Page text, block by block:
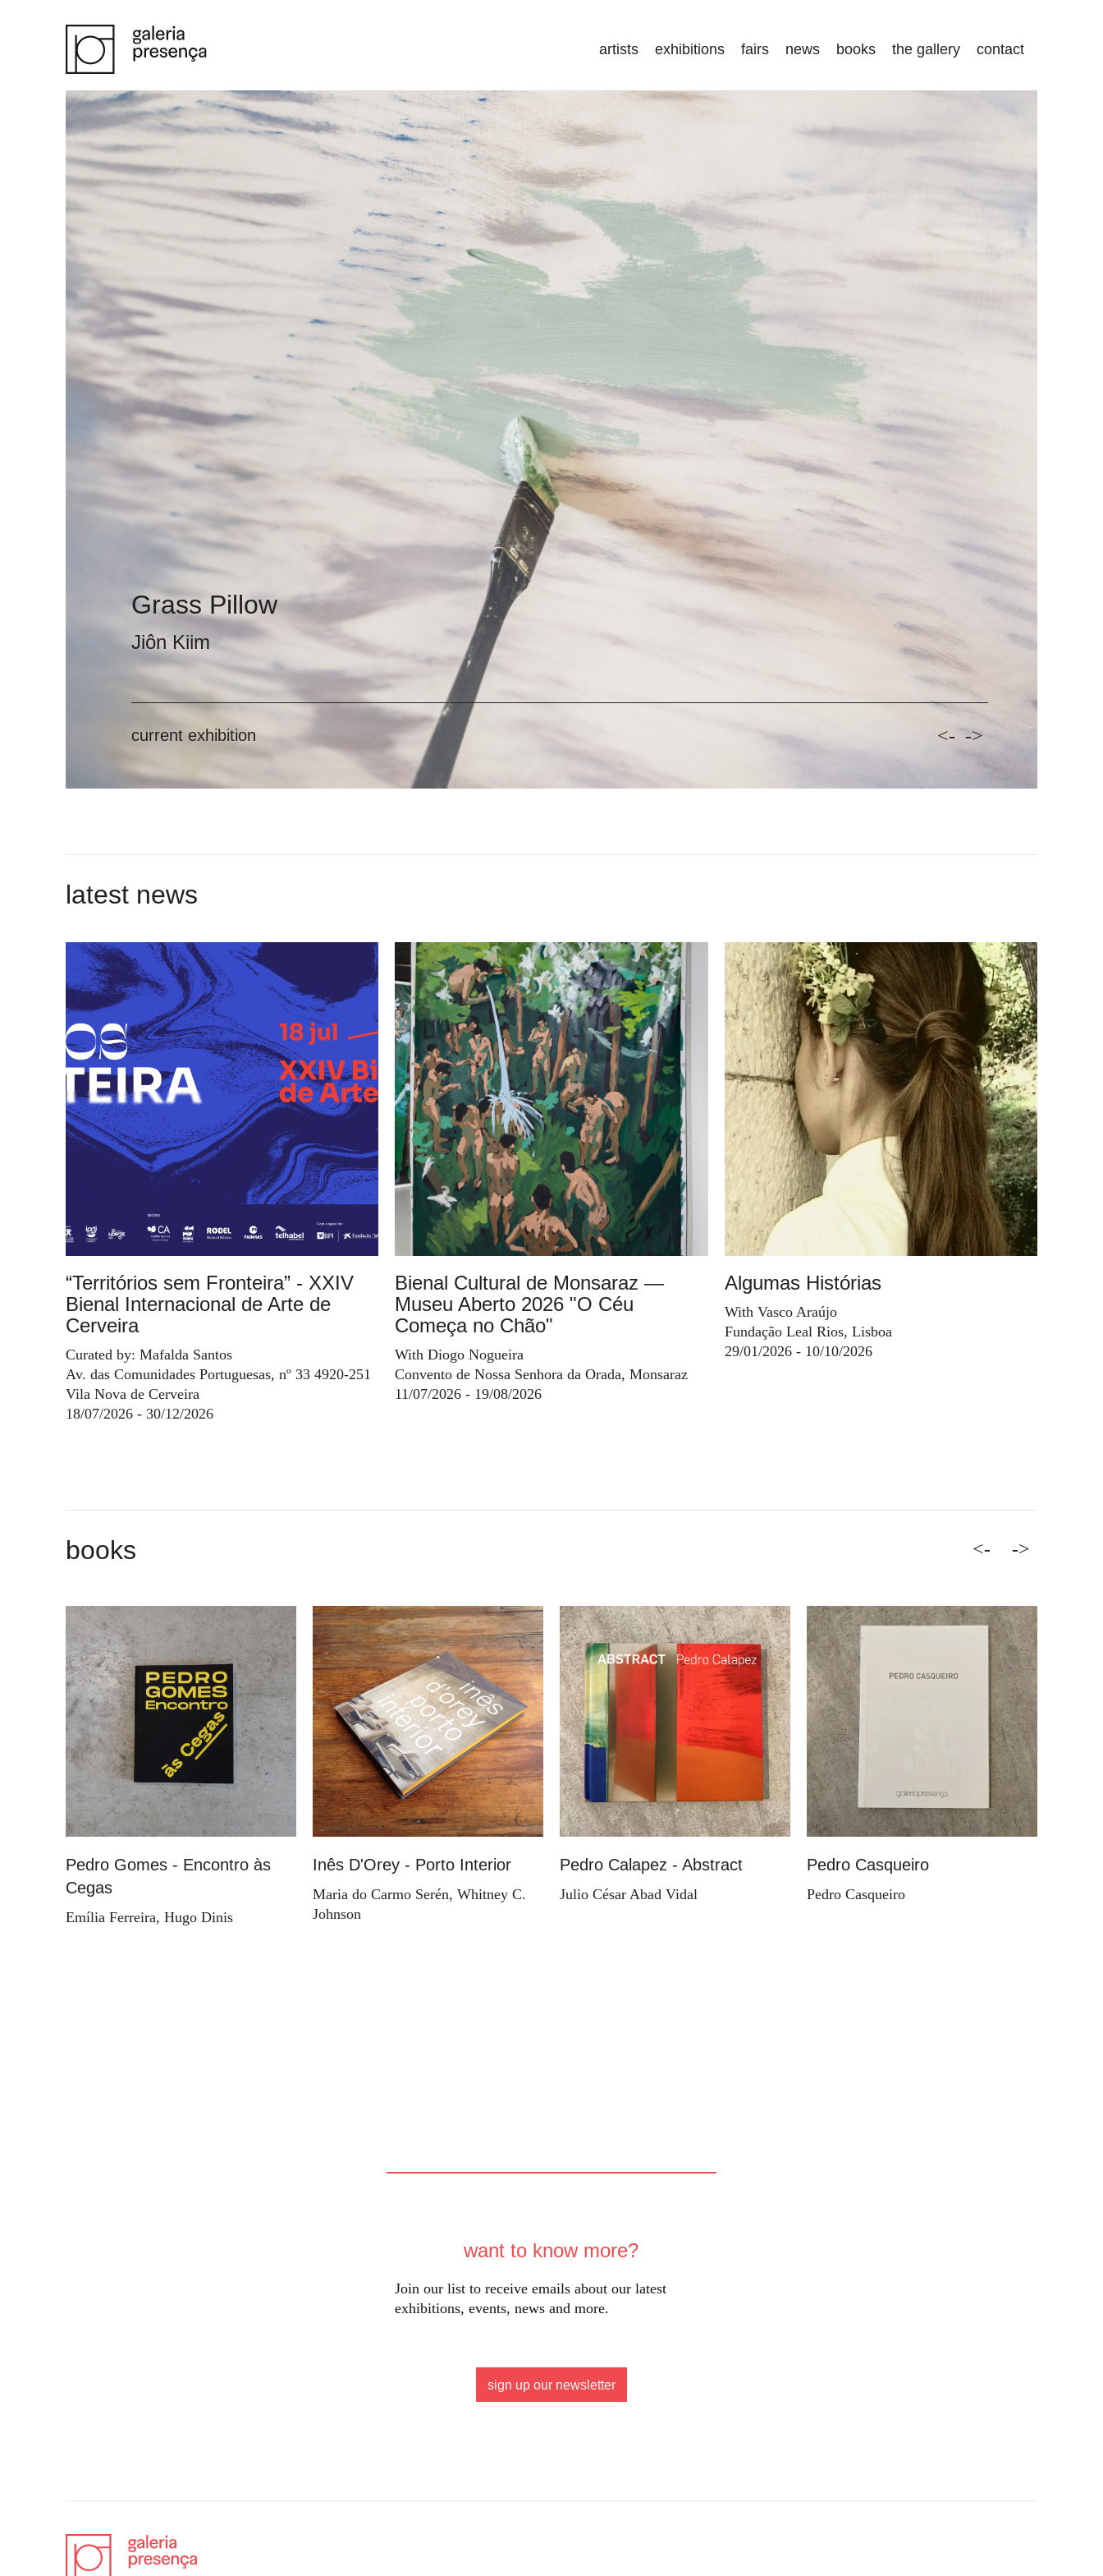
artists exhibitions fairs news books the gallery contact
Grass Pillow
Jiôn Kiim
current exhibition <- ->
latest news
“Territórios sem Fronteira” - XXIV
Bienal Internacional de Arte de
Cerveira
Curated by: Mafalda Santos
Av. das Comunidades Portuguesas, nº 33 4920-251
Vila Nova de Cerveira
18/07/2026 - 30/12/2026
Bienal Cultural de Monsaraz —
Museu Aberto 2026 "O Céu
Começa no Chão"
With Diogo Nogueira
Convento de Nossa Senhora da Orada, Monsaraz
11/07/2026 - 19/08/2026
Algumas Histórias
With Vasco Araújo
Fundação Leal Rios, Lisboa
29/01/2026 - 10/10/2026
books <-
Pedro Gomes - Encontro às
Cegas
Emília Ferreira, Hugo Dinis
Inês D'Orey - Porto Interior
Maria do Carmo Serén, Whitney C.
Johnson
Pedro Calapez - Abstract
Julio César Abad Vidal
Pedro Casqueiro
Pedro Casqueiro
->
want to know more?
Join our list to receive emails about our latest
exhibitions, events, news and more.
sign up our newsletter